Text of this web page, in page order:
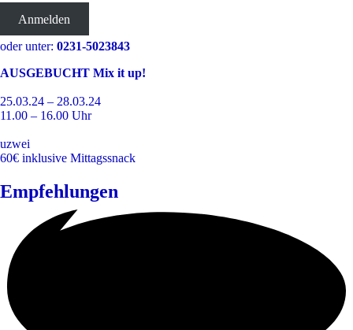
Anmelden
oder unter: 0231-5023843
AUSGEBUCHT Mix it up!
25.03.24 – 28.03.24
11.00 – 16.00 Uhr
uzwei
60€ inklusive Mittagssnack
Empfehlungen